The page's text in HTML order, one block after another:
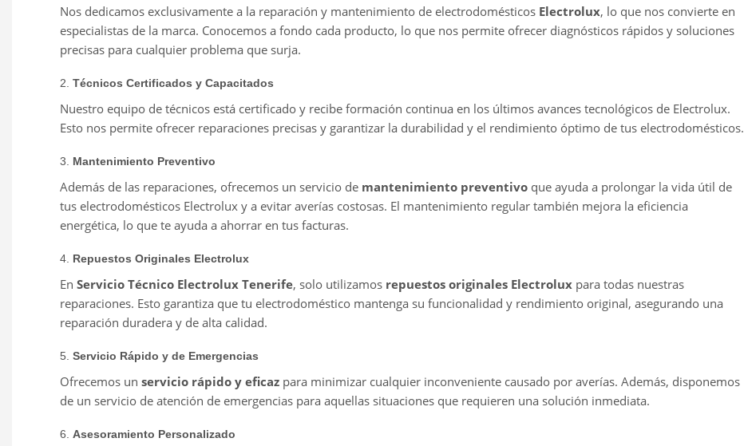
Nos dedicamos exclusivamente a la reparación y mantenimiento de electrodomésticos Electrolux, lo que nos convierte en
especialistas de la marca. Conocemos a fondo cada producto, lo que nos permite ofrecer diagnósticos rápidos y soluciones
precisas para cualquier problema que surja.
2. Técnicos Certificados y Capacitados
Nuestro equipo de técnicos está certificado y recibe formación continua en los últimos avances tecnológicos de Electrolux.
Esto nos permite ofrecer reparaciones precisas y garantizar la durabilidad y el rendimiento óptimo de tus electrodomésticos.
3. Mantenimiento Preventivo
Además de las reparaciones, ofrecemos un servicio de mantenimiento preventivo que ayuda a prolongar la vida útil de
tus electrodomésticos Electrolux y a evitar averías costosas. El mantenimiento regular también mejora la eficiencia
energética, lo que te ayuda a ahorrar en tus facturas.
4. Repuestos Originales Electrolux
En Servicio Técnico Electrolux Tenerife, solo utilizamos repuestos originales Electrolux para todas nuestras
reparaciones. Esto garantiza que tu electrodoméstico mantenga su funcionalidad y rendimiento original, asegurando una
reparación duradera y de alta calidad.
5. Servicio Rápido y de Emergencias
Ofrecemos un servicio rápido y eficaz para minimizar cualquier inconveniente causado por averías. Además, disponemos
de un servicio de atención de emergencias para aquellas situaciones que requieren una solución inmediata.
6. Asesoramiento Personalizado